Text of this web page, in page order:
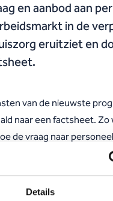
Details
en aanbod aan
in de
eruitziet en
van de nieuwste
naar een factsheet. Zo
de vraag naar
en Welzijn
is